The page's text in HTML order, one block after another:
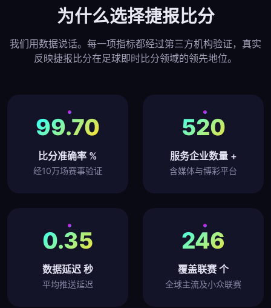
为什么选择捷报比分
我们用数据说话。每一项指标都经过第三方机构验证，真实
反映捷报比分在足球即时比分领域的领先地位。
99.70
比分准确率 %
经10万场赛事验证
520
服务企业数量 +
含媒体与博彩平台
0.35
数据延迟 秒
平均推送延迟
246
覆盖联赛 个
全球主流及小众联赛